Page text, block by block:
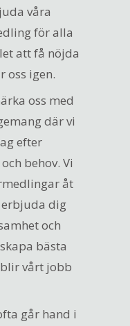
våra
för alla
att få nöjda
oss igen.
oss med
där vi
efter
behov. Vi
åt
erbjuda dig
och
bästa
vårt jobb
går hand i